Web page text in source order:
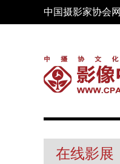
中国摄影家协会网
在线影展